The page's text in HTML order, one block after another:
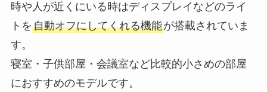
時や人が近くにいる時はディスプレイなどのライ
トを自動オフにしてくれる機能が搭載されていま
す。
寝室・子供部屋・会議室など比較的小さめの部屋
におすすめのモデルです。